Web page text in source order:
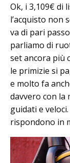
Ok, i 3,109€ di
l’acquisto non
va di pari
parliamo di
set ancora più
le primizie si
e molto fa
davvero con la
guidati e
rispondono in